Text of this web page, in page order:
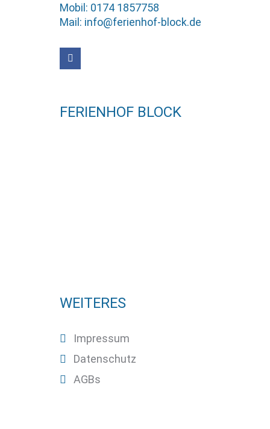
Mobil: 0174 1857758
Mail: info@ferienhof-block.de
FERIENHOF BLOCK
WEITERES
Impressum
Datenschutz
AGBs